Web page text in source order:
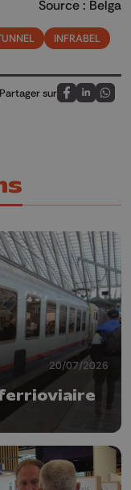
Source : Belga
INFRABEL
Partager sur
Partagez sur
Partagez
20/07/2026